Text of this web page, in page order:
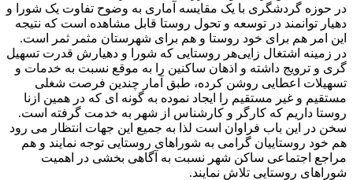
در حوزه گردشگری با یک مقایسه آماری به وضوح تفاوت یک شورا و
دهیار توانمند ‌‌‌در توسعه و تحول روستا قابل مشاهده است که نتیجه
این امر هم برای خود روستا و هم برای شهرستان مثمر ثمر است.
در زمینه اشتغال زایی‌هر روستایی که شورا و دهیارش قدرت تسهیل
گری و ترویج داشته و اذهان ساکنین را به موقع نسبت به خدمات و
تسهیلات اعطایی روشن کرده، طبق آمار چندین فرصت شغلی
مستقیم و غیر مستقیم را ایجاد نموده به گونه ای که در همین ‌ازنا
روستا داریم که کارگر و کارشناس از شهر به خدمت گرفته است.
سخن در این باب فراوان است لذا به جمیع این جهات انتظار می رود
هم خود روستاییان گرامی به شوراهای روستایی توجه نمایند و هم
مراجع اجتماعی ساکن شهر نسبت به آگاهی بخشی در اهمیت
شوراهای روستایی تلاش نمایند.